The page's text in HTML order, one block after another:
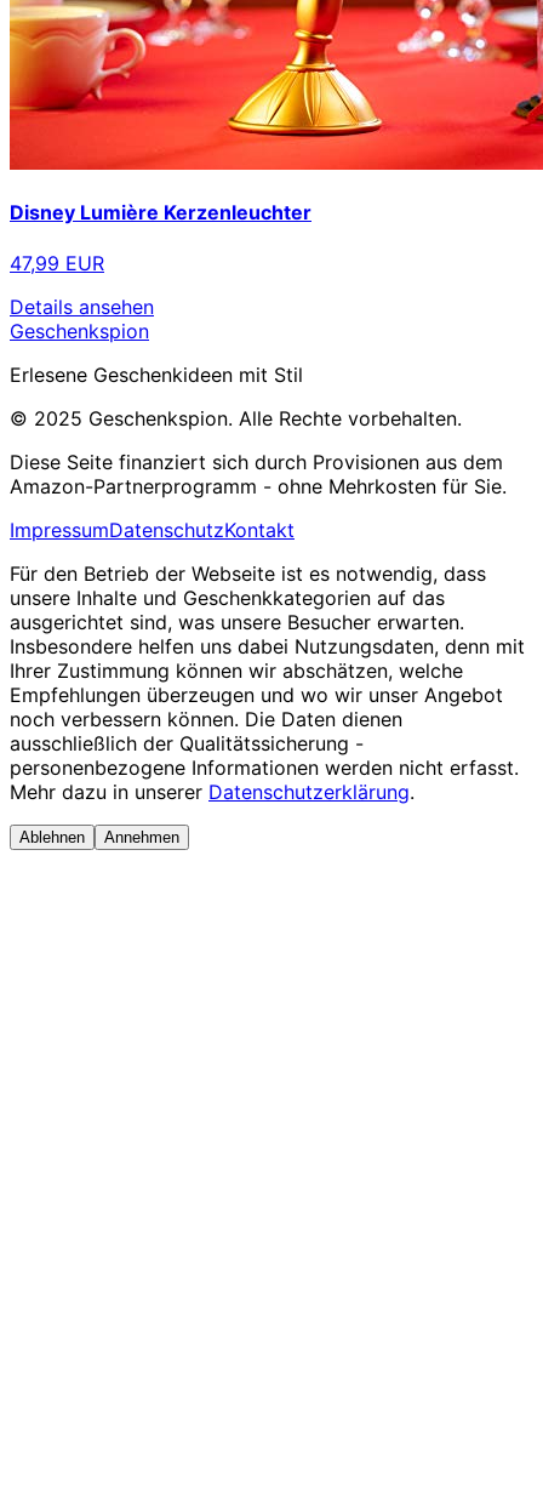
Disney Lumière Kerzenleuchter
47,99 EUR
Details ansehen
Geschenkspion
Erlesene Geschenkideen mit Stil
© 2025 Geschenkspion. Alle Rechte vorbehalten.
Diese Seite finanziert sich durch Provisionen aus dem
Amazon-Partnerprogramm - ohne Mehrkosten für Sie.
ImpressumDatenschutzKontakt
Für den Betrieb der Webseite ist es notwendig, dass
unsere Inhalte und Geschenkkategorien auf das
ausgerichtet sind, was unsere Besucher erwarten.
Insbesondere helfen uns dabei Nutzungsdaten, denn mit
Ihrer Zustimmung können wir abschätzen, welche
Empfehlungen überzeugen und wo wir unser Angebot
noch verbessern können. Die Daten dienen
ausschließlich der Qualitätssicherung -
personenbezogene Informationen werden nicht erfasst.
Mehr dazu in unserer Datenschutzerklärung.
Ablehnen Annehmen